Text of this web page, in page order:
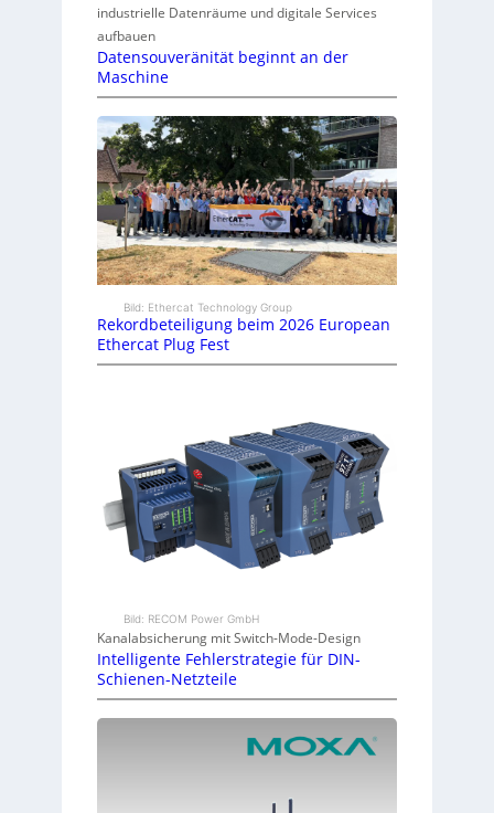
industrielle Datenräume und digitale Services
aufbauen
Datensouveränität beginnt an der
Maschine
Bild: Ethercat Technology Group
Rekordbeteiligung beim 2026 European
Ethercat Plug Fest
Bild: RECOM Power GmbH
Kanalabsicherung mit Switch-Mode-Design
Intelligente Fehlerstrategie für DIN-
Schienen-Netzteile